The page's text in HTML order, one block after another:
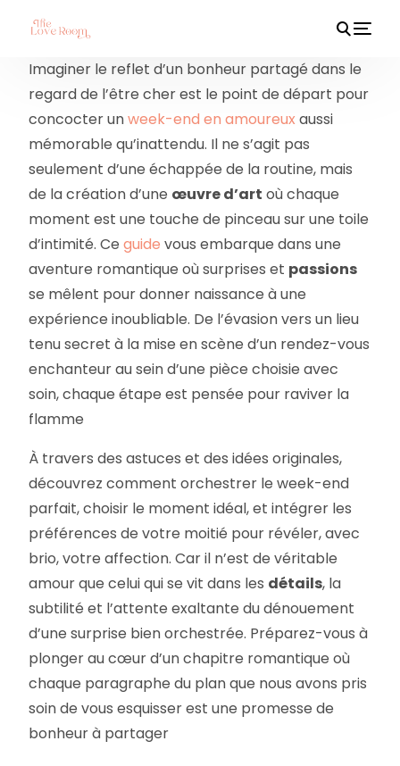
Imaginer le reflet d’un bonheur partagé dans le
regard de l’être cher est le point de départ pour
concocter unweek-end en amoureux aussi
mémorable qu’inattendu. Il ne s’agit pas
seulement d’une échappée de la routine, mais
de la création d’une œuvre d’art où chaque
moment est une touche de pinceau sur une toile
d’intimité. Ceguide vous embarque dans une
aventure romantique où surprises et passions
se mêlent pour donner naissance à une
expérience inoubliable. De l’évasion vers un lieu
tenu secret à la mise en scène d’un rendez-vous
enchanteur au sein d’une pièce choisie avec
soin, chaque étape est pensée pour raviver la
flamme
À travers des astuces et des idées originales,
découvrez comment orchestrer le week-end
parfait, choisir le moment idéal, et intégrer les
préférences de votre moitié pour révéler, avec
brio, votre affection. Car il n’est de véritable
amour que celui qui se vit dans les détails, la
subtilité et l’attente exaltante du dénouement
d’une surprise bien orchestrée. Préparez-vous à
plonger au cœur d’un chapitre romantique où
chaque paragraphe du plan que nous avons pris
soin de vous esquisser est une promesse de
bonheur à partager